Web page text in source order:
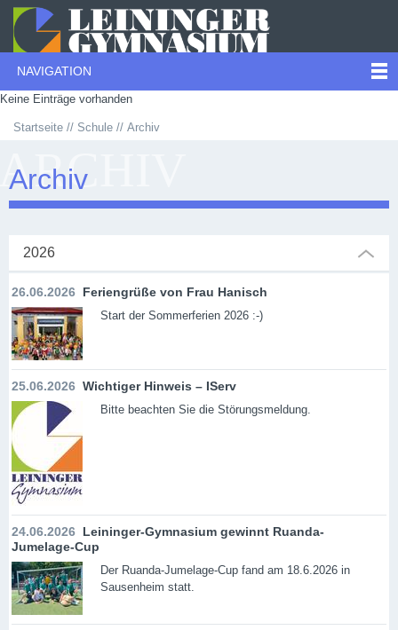
NAVIGATION
Keine Einträge vorhanden
Startseite Schule Archiv
Archiv
2026
26.06.2026 Feriengrüße von Frau Hanisch
Start der Sommerferien 2026 :-)
25.06.2026 Wichtiger Hinweis – IServ
Bitte beachten Sie die Störungsmeldung.
24.06.2026 Leininger-Gymnasium gewinnt Ruanda-
Jumelage-Cup
Der Ruanda-Jumelage-Cup fand am 18.6.2026 in
Sausenheim statt.